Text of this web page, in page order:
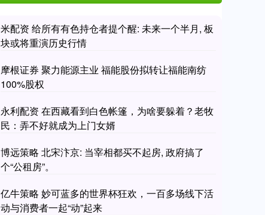
米配资 给所有有色持仓者提个醒: 未来一个半月, 板
块或将重演历史行情
摩根证券 聚力能源主业 福能股份拟转让福能南纺
100%股权
永利配资 在西藏看到白色帐篷，为啥要躲着？老牧
民：弄不好就成为上门女婿
博远策略 北宋汴京: 当宰相都买不起房, 政府搞了
个“公租房”。
亿牛策略 妙可蓝多的世界杯狂欢，一百多场线下活
动与消费者一起“动”起来